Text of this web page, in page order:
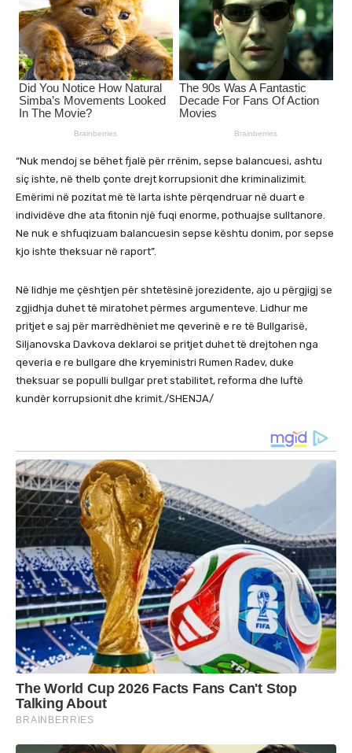
“Nuk mendoj se bëhet fjalë për rrënim, sepse balancuesi, ashtu
siç ishte, në thelb çonte drejt korrupsionit dhe kriminalizimit.
Emërimi në pozitat më të larta ishte përqendruar në duart e
individëve dhe ata fitonin një fuqi enorme, pothuajse sulltanore.
Ne nuk e shfuqizuam balancuesin sepse kështu donim, por sepse
kjo ishte theksuar në raport”.
Në lidhje me çështjen për shtetësinë jorezidente, ajo u përgjigj se
zgjidhja duhet të miratohet përmes argumenteve. Lidhur me
pritjet e saj për marrëdhëniet me qeverinë e re të Bullgarisë,
Siljanovska Davkova deklaroi se pritjet duhet të drejtohen nga
qeveria e re bullgare dhe kryeministri Rumen Radev, duke
theksuar se populli bullgar pret stabilitet, reforma dhe luftë
kundër korrupsionit dhe krimit./SHENJA/